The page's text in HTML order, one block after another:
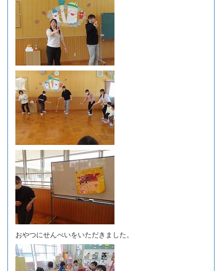
おやつにせんべいをいただきました。